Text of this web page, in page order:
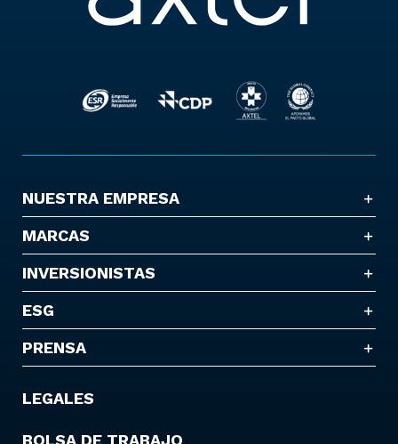
NUESTRA EMPRESA
MARCAS
INVERSIONISTAS
ESG
PRENSA
LEGALES
BOLSA DE TRABAJO